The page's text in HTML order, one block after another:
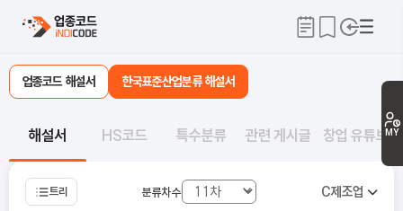
MY
업종코드 해설서 한국표준산업분류 해설서
해설서 HS코드 특수분류 관련 게시글 창업 유튜브
트리 분류차수 C제조업